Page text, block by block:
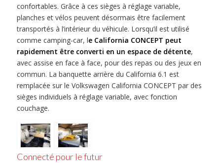
confortables. Grâce à ces sièges à réglage variable,
planches et vélos peuvent désormais être facilement
transportés à l’intérieur du véhicule. Lorsqu’il est utilisé
comme camping-car, le California CONCEPT peut
rapidement être converti en un espace de détente,
avec assise en face à face, pour des repas ou des jeux en
commun. La banquette arrière du California 6.1 est
remplacée sur le Volkswagen California CONCEPT par des
sièges individuels à réglage variable, avec fonction
couchage.
Connecté pour le futur